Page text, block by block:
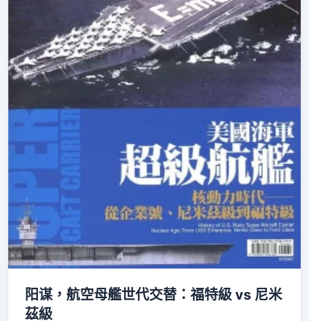
阳谋，航空母艦世代交替：福特級 vs 尼米
茲級